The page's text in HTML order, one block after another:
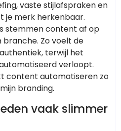
vaste stijlafspraken en
je merk herkenbaar.
stemmen content af op
branche. Zo voelt de
terwijl het
verloopt.
content automatiseren zo
branding.
vaak slimmer